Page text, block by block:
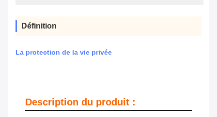
Définition
La protection de la vie privée
Description du produit :